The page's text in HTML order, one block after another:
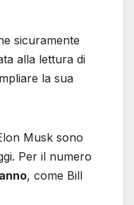
sicuramente
alla lettura di
la sua
Musk sono
Per il numero
, come Bill